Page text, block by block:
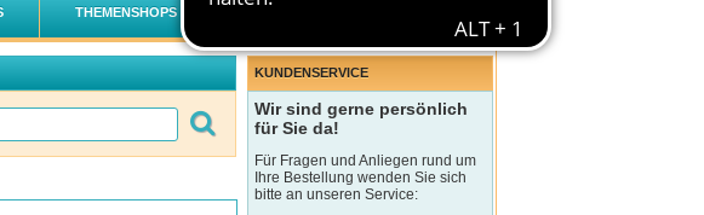
THEMENSHOPS
KUNDENSERVICE
Wir sind gerne persönlich
für Sie da!
Für Fragen und Anliegen rund um
Ihre Bestellung wenden Sie sich
bitte an unseren Service: